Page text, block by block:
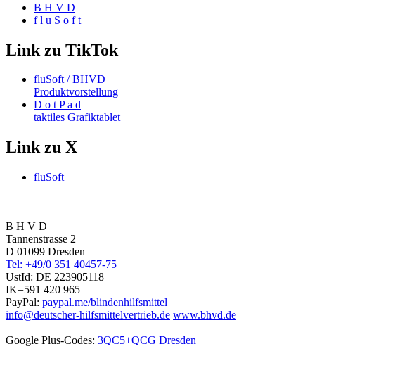
B H V D
f l u S o f t
Link zu TikTok
fluSoft / BHVD
Produktvorstellung
D o t P a d
taktiles Grafiktablet
Link zu X
fluSoft
B H V D
Tannenstrasse 2
D 01099 Dresden
Tel: +49/0 351 40457-75
UstId: DE 223905118
IK=591 420 965
PayPal: paypal.me/blindenhilfsmittel
info@deutscher-hilfsmittelvertrieb.de www.bhvd.de
Google Plus-Codes: 3QC5+QCG Dresden